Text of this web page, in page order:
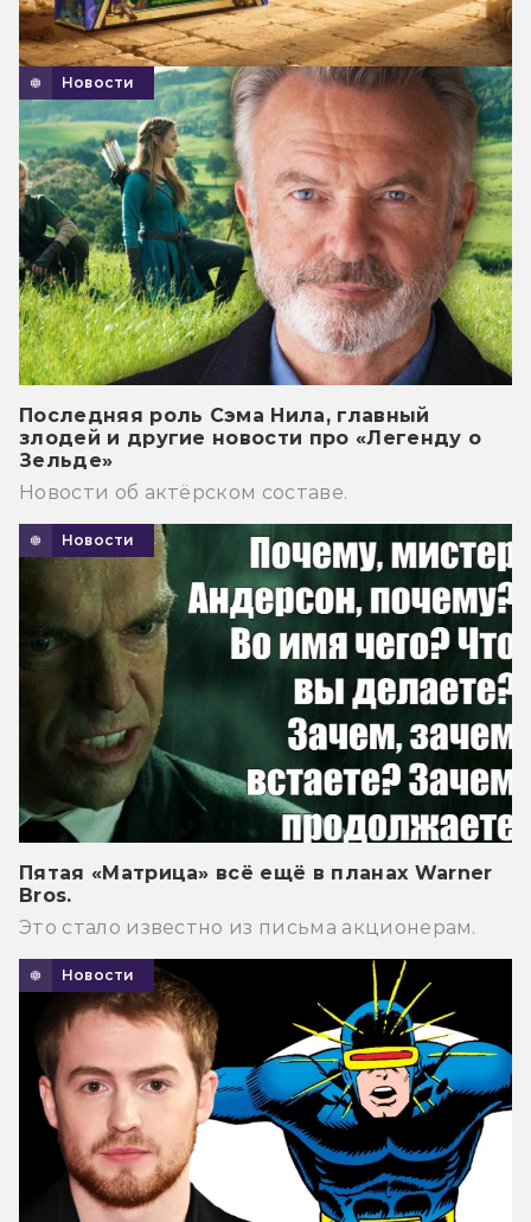
Новости
Последняя роль Сэма Нила, главный
злодей и другие новости про «Легенду о
Зельде»
Новости об актёрском составе.
Новости
Пятая «Матрица» всё ещё в планах Warner
Bros.
Это стало известно из письма акционерам.
Новости